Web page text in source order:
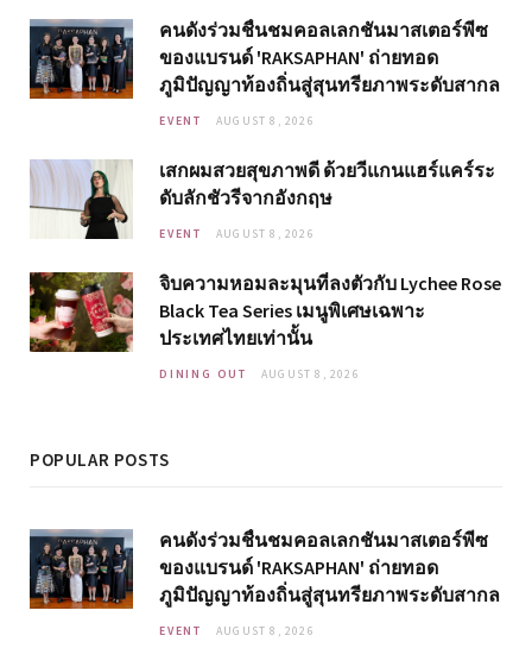
คนดังร่วมชื่นชมคอลเลกชันมาสเตอร์พีซ
ของแบรนด์ 'RAKSAPHAN' ถ่ายทอด
ภูมิปัญญาท้องถิ่นสู่สุนทรียภาพระดับสากล
EVENT AUGUST 8, 2026
เสกผมสวยสุขภาพดี ด้วยวีแกนแฮร์แคร์ระ
ดับลักชัวรีจากอังกฤษ
EVENT AUGUST 8, 2026
จิบความหอมละมุนที่ลงตัวกับ Lychee Rose
Black Tea Series เมนูพิเศษเฉพาะ
ประเทศไทยเท่านั้น
DINING OUT AUGUST 8, 2026
POPULAR POSTS
คนดังร่วมชื่นชมคอลเลกชันมาสเตอร์พีซ
ของแบรนด์ 'RAKSAPHAN' ถ่ายทอด
ภูมิปัญญาท้องถิ่นสู่สุนทรียภาพระดับสากล
EVENT AUGUST 8, 2026